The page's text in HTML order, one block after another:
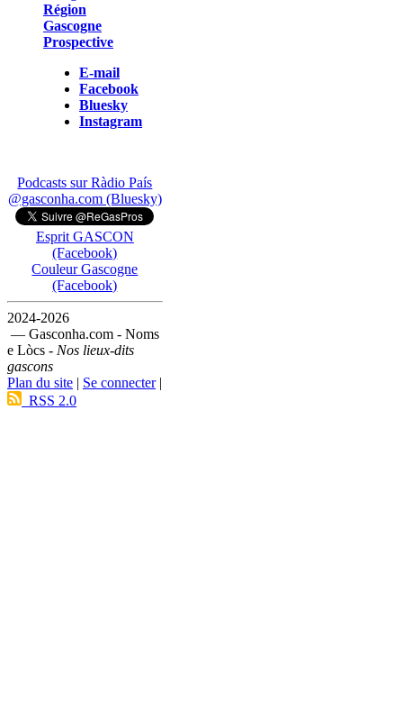
Région
Gascogne
Prospective
E-mail
Facebook
Bluesky
Instagram
Podcasts sur Ràdio País
@gasconha.com (Bluesky)
Esprit GASCON
(Facebook)
Couleur Gascogne
(Facebook)
2024-2026
— Gasconha.com - Noms
e Lòcs - Nos lieux-dits
gascons
Plan du site | Se connecter|
RSS 2.0